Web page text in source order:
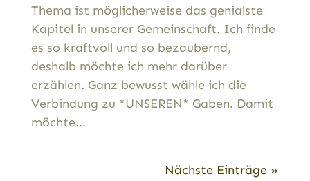
Thema ist möglicherweise das genialste
Kapitel in unserer Gemeinschaft. Ich finde
es so kraftvoll und so bezaubernd,
deshalb möchte ich mehr darüber
erzählen. Ganz bewusst wähle ich die
Verbindung zu *UNSEREN* Gaben. Damit
möchte...
Nächste Einträge »